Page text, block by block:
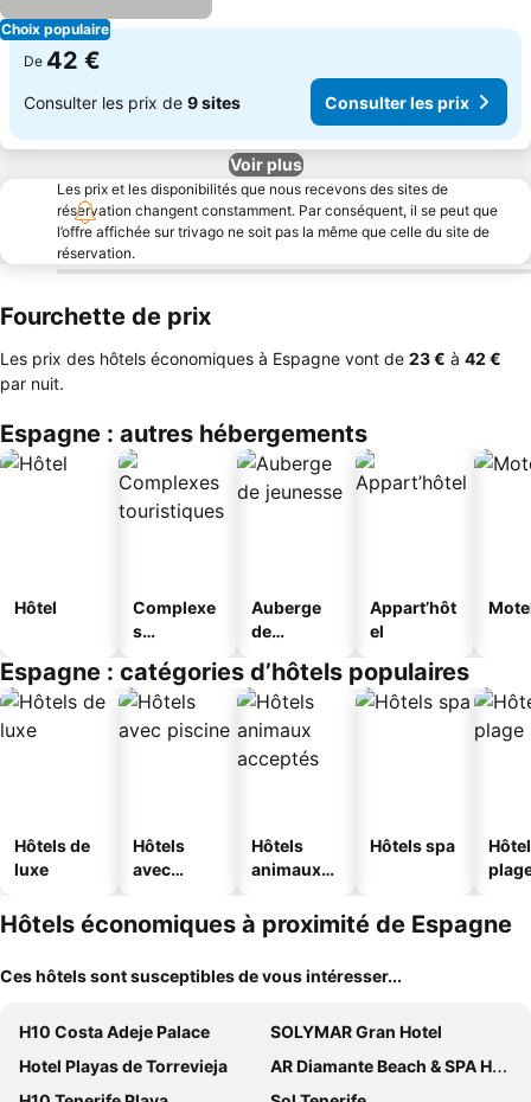
Choix populaire
De 42 €
Consulter les prix de 9 sites Consulter les prix
Voir plus
Les prix et les disponibilités que nous recevons des sites de
réservation changent constamment. Par conséquent, il se peut que
l’offre affichée sur trivago ne soit pas la même que celle du site de
réservation.
Fourchette de prix
Les prix des hôtels économiques à Espagne vont de ‎23 € à ‎42 €
par nuit.
Espagne : autres hébergements
Hôtel
Complexe
s
s
Auberge
de
Appart’hôt
el
Espagne : catégories d’hôtels populaires
Hôtels de
luxe
Hôtels
avec
Hôtels
animaux
Hôtels spa
Hôtels économiques à proximité de Espagne
Ces hôtels sont susceptibles de vous intéresser...
H10 Costa Adeje Palace
SOLYMAR Gran Hotel
Hotel Playas de Torrevieja
AR Diamante Beach & SPA Hotel 4 SUP